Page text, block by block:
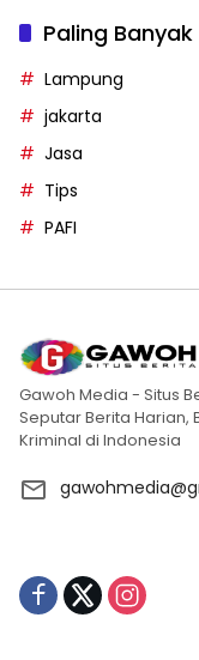
Paling
Lampung
jakarta
Jasa
Tips
PAFI
Gawoh Media - Situs
Seputar Berita Harian,
Kriminal di Indonesia